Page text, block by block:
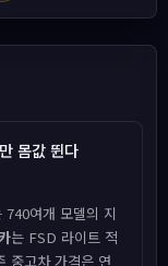
몸값 뛴다
여개 모델의 지
는 FSD 라이트 적
중고차 가격은 연